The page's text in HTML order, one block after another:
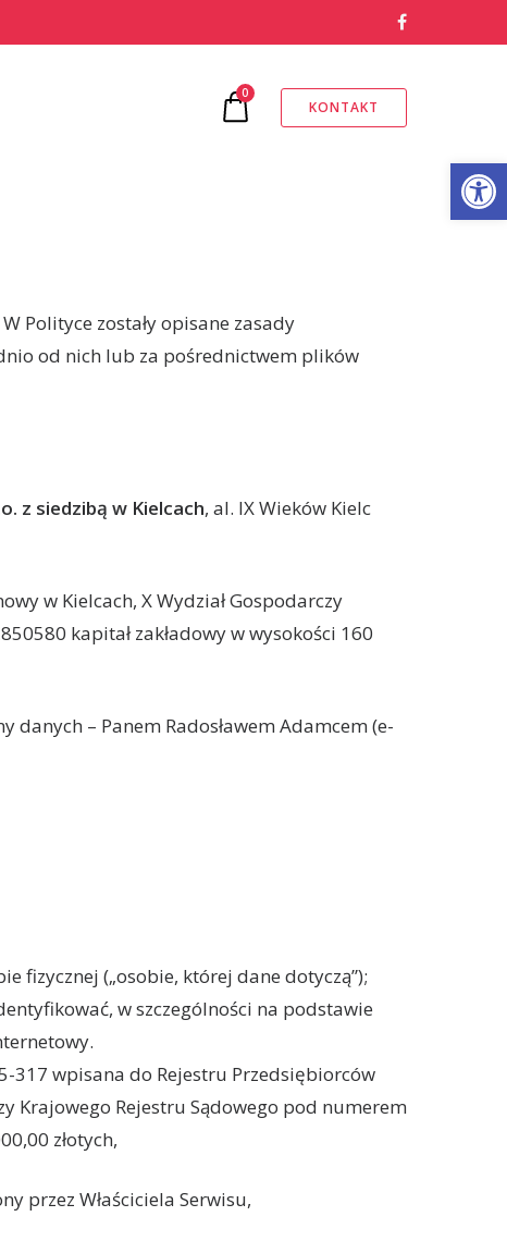
Otwórz pasek narzędzi
0
KONTAKT
W Polityce zostały opisane zasady
od nich lub za pośrednictwem plików
z siedzibą w Kielcach, al. IX Wieków Kielc
w Kielcach, X Wydział Gospodarczy
kapitał zakładowy w wysokości 160
– Panem Radosławem Adamcem (e-
(„osobie, której dane dotyczą”);
w szczególności na podstawie
317 wpisana do Rejestru Przedsiębiorców
Krajowego Rejestru Sądowego pod numerem
złotych,
przez Właściciela Serwisu,